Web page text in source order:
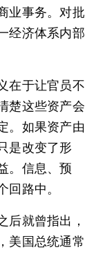
业事务。对批
经济体系内部
在于让官员不
楚这些资产会
。如果资产由
是改变了形
。信息、预
路中。
后就曾指出，
美国总统通常